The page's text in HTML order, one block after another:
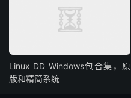
Linux DD Windows包合集，原
版和精简系统